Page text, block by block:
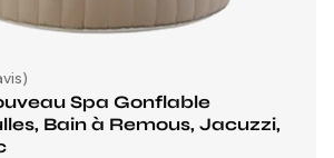
Spa Gonflable
Bain à Remous, Jacuzzi,